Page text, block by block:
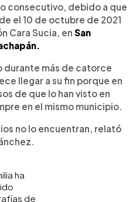
consecutivo, debido a que
el 10 de octubre de 2021
Cara Sucia, en San
durante más de catorce
llegar a su fin porque en
de que lo han visto en
en el mismo municipio.
no lo encuentran, relató
ha
de